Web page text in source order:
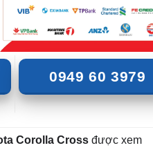
0949 60 3979
Corolla Cross được xem